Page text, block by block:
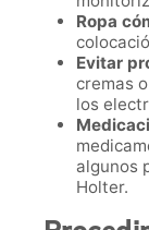
Ropa
Evitar
cremas
los
algunos
Holter.